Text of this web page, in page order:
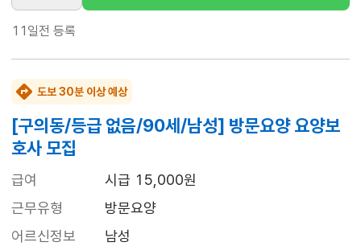
11일전 등록
도보 30분 이상 예상
[구의동/등급 없음/90세/남성] 방문요양 요양보
호사 모집
급여
시급 15,000원
근무유형
방문요양
어르신정보
남성